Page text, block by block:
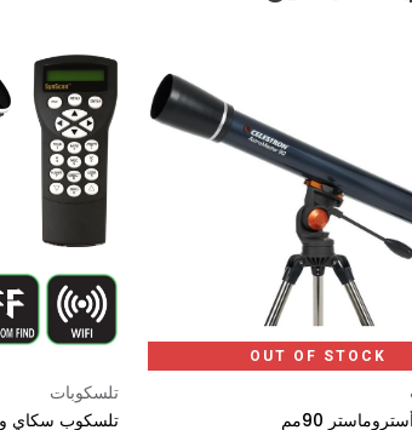
OUT OF STOCK
90مم
تلسكوبات